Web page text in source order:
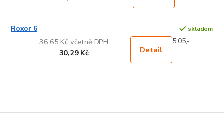
Roxor 6 skladem
36,65 Kč včetně DPH
30,29 Kč
Detail
5,05,-